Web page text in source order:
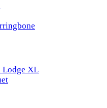
Lodge XL